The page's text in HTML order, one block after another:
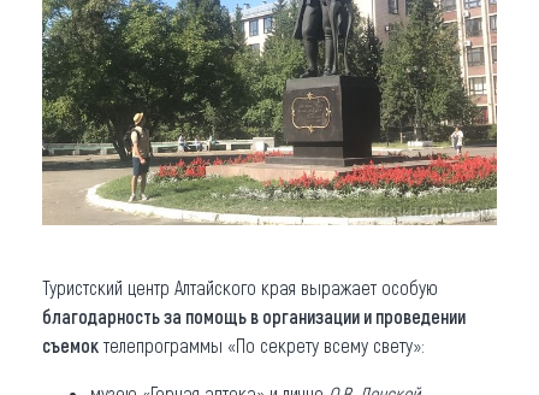
Туристский центр Алтайского края выражает особую
благодарность за помощь в организации и проведении
съемок телепрограммы «По секрету всему свету»: